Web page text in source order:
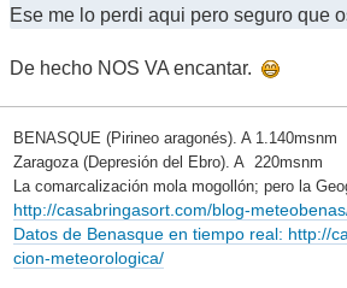
Ese me lo perdi aqui pero seguro que
De hecho NOS VA encantar.
BENASQUE (Pirineo aragonés). A 1.140msnm
Zaragoza (Depresión del Ebro). A 220msnm
La comarcalización mola mogollón; pero la
http://casabringasort.com/blog-
Datos de Benasque en tiempo real: http://
cion-meteorologica/